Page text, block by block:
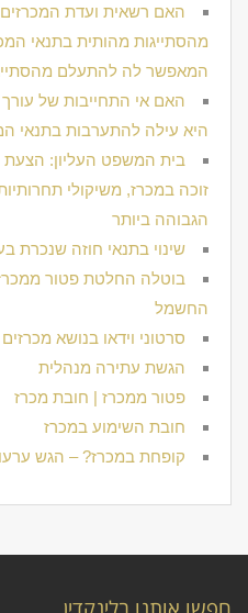
האם רשאית ועדת המכרזים
מהסתייגות מהותית בתנאי
המאפשר לה להתעלם
האם אי התחייבות של
היא עילה להתערבות בתנאי
בית המשפט העליון: הצעת
זוכה במכרז, משיקולי
הגבוהה ביותר
שינוי בתנאי חוזה שנכרת
החשמל
סרטוני וידאו בנושא מכרזים
הגשת עתירה מנהלית
פטור ממכרז | חובת מכרז
חובת השימוע במכרז
קופחת במכרז? – הגש